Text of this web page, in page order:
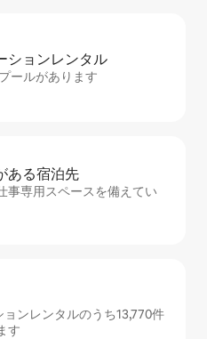
シ⁠ョ⁠ンレ⁠ン⁠タ⁠ル
ールがあります
あ⁠る宿⁠泊⁠先
事専用スペースを備えてい
ンレンタルのうち13,770件
す